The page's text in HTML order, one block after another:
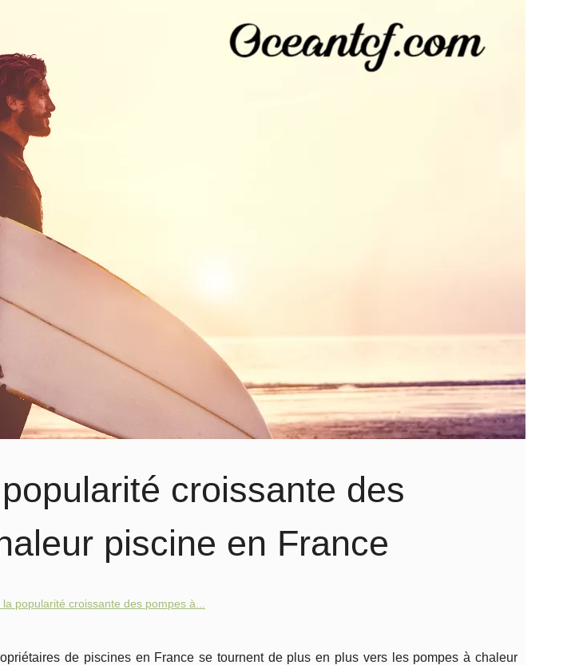
croissante des
piscine en France
popularité croissante des pompes à...
de piscines en France se tournent de plus en plus vers les pompes à chaleur